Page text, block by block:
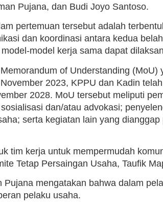
Pujana, dan Budi Joyo Santoso.
pertemuan tersebut adalah
dan koordinasi antara kedua
model kerja sama dapat
of Understanding (MoU)
2023, KPPU dan Kadin
2028. MoU tersebut meliputi
dan/atau advokasi;
serta kegiatan lain yang
tim kerja untuk mempermudah
Tetap Persaingan Usaha, Taufik
Pujana mengatakan bahwa dalam
pelaku usaha.